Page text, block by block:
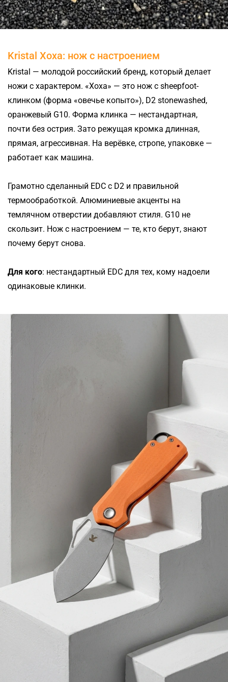
Kristal Хоха: нож с настроением
Kristal — молодой российский бренд, который делает
ножи с характером. «Хоха» — это нож с sheepfoot-
клинком (форма «овечье копыто»), D2 stonewashed,
оранжевый G10. Форма клинка — нестандартная,
почти без острия. Зато режущая кромка длинная,
прямая, агрессивная. На верёвке, стропе, упаковке —
работает как машина.
Грамотно сделанный EDC с D2 и правильной
термообработкой. Алюминиевые акценты на
темлячном отверстии добавляют стиля. G10 не
скользит. Нож с настроением — те, кто берут, знают
почему берут снова.
Для кого: нестандартный EDC для тех, кому надоели
одинаковые клинки.